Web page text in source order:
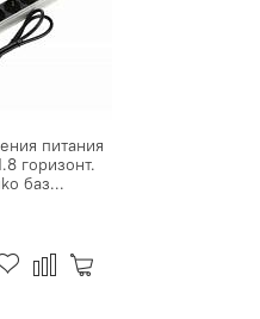
питания
горизонт.
баз...